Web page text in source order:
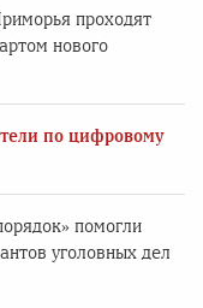
проходят
нового
по цифровому
помогли
уголовных дел